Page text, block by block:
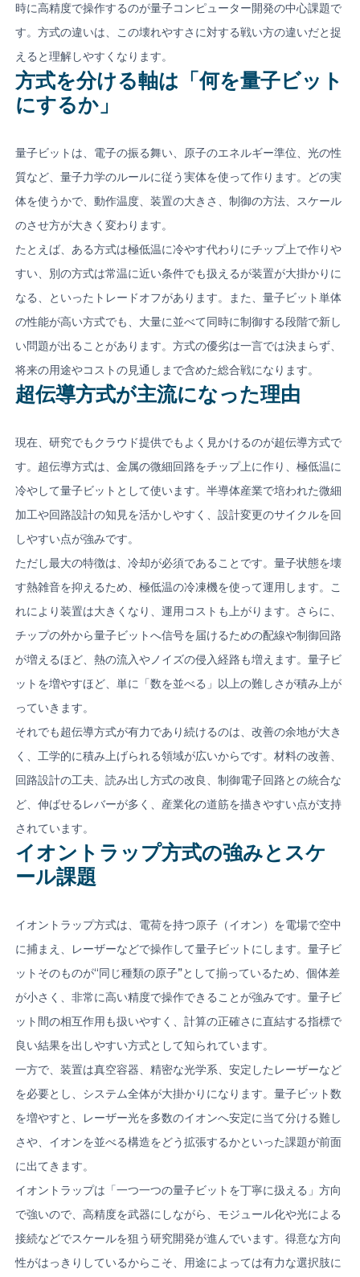
時に高精度で操作するのが量子コンピューター開発の中心課題で
す。方式の違いは、この壊れやすさに対する戦い方の違いだと捉
えると理解しやすくなります。
方式を分ける軸は「何を量子ビット
にするか」
量子ビットは、電子の振る舞い、原子のエネルギー準位、光の性
質など、量子力学のルールに従う実体を使って作ります。どの実
体を使うかで、動作温度、装置の大きさ、制御の方法、スケール
のさせ方が大きく変わります。
たとえば、ある方式は極低温に冷やす代わりにチップ上で作りや
すい、別の方式は常温に近い条件でも扱えるが装置が大掛かりに
なる、といったトレードオフがあります。また、量子ビット単体
の性能が高い方式でも、大量に並べて同時に制御する段階で新し
い問題が出ることがあります。方式の優劣は一言では決まらず、
将来の用途やコストの見通しまで含めた総合戦になります。
超伝導方式が主流になった理由
現在、研究でもクラウド提供でもよく見かけるのが超伝導方式で
す。超伝導方式は、金属の微細回路をチップ上に作り、極低温に
冷やして量子ビットとして使います。半導体産業で培われた微細
加工や回路設計の知見を活かしやすく、設計変更のサイクルを回
しやすい点が強みです。
ただし最大の特徴は、冷却が必須であることです。量子状態を壊
す熱雑音を抑えるため、極低温の冷凍機を使って運用します。こ
れにより装置は大きくなり、運用コストも上がります。さらに、
チップの外から量子ビットへ信号を届けるための配線や制御回路
が増えるほど、熱の流入やノイズの侵入経路も増えます。量子ビ
ットを増やすほど、単に「数を並べる」以上の難しさが積み上が
っていきます。
それでも超伝導方式が有力であり続けるのは、改善の余地が大き
く、工学的に積み上げられる領域が広いからです。材料の改善、
回路設計の工夫、読み出し方式の改良、制御電子回路との統合な
ど、伸ばせるレバーが多く、産業化の道筋を描きやすい点が支持
されています。
イオントラップ方式の強みとスケ
ール課題
イオントラップ方式は、電荷を持つ原子（イオン）を電場で空中
に捕まえ、レーザーなどで操作して量子ビットにします。量子ビ
ットそのものが“同じ種類の原子”として揃っているため、個体差
が小さく、非常に高い精度で操作できることが強みです。量子ビ
ット間の相互作用も扱いやすく、計算の正確さに直結する指標で
良い結果を出しやすい方式として知られています。
一方で、装置は真空容器、精密な光学系、安定したレーザーなど
を必要とし、システム全体が大掛かりになります。量子ビット数
を増やすと、レーザー光を多数のイオンへ安定に当て分ける難し
さや、イオンを並べる構造をどう拡張するかといった課題が前面
に出てきます。
イオントラップは「一つ一つの量子ビットを丁寧に扱える」方向
で強いので、高精度を武器にしながら、モジュール化や光による
接続などでスケールを狙う研究開発が進んでいます。得意な方向
性がはっきりしているからこそ、用途によっては有力な選択肢に